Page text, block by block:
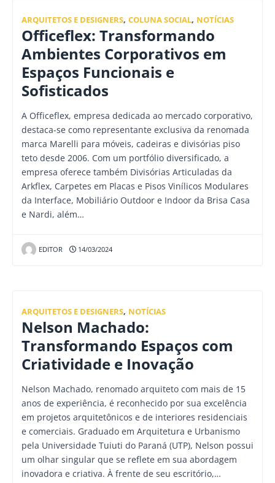
ARQUITETOS E DESIGNERS, COLUNA SOCIAL, NOTÍCIAS
Officeflex: Transformando
Ambientes Corporativos em
Espaços Funcionais e
Sofisticados
A Officeflex, empresa dedicada ao mercado corporativo,
destaca-se como representante exclusiva da renomada
marca Marelli para móveis, cadeiras e divisórias piso
teto desde 2006. Com um portfólio diversificado, a
empresa oferece também Divisórias Articuladas da
Arkflex, Carpetes em Placas e Pisos Vinílicos Modulares
da Interface, Mobiliário Outdoor e Indoor da Brisa Casa
e Nardi, além…
EDITOR 14/03/2024
ARQUITETOS E DESIGNERS, NOTÍCIAS
Nelson Machado:
Transformando Espaços com
Criatividade e Inovação
Nelson Machado, renomado arquiteto com mais de 15
anos de experiência, é reconhecido por sua excelência
em projetos arquitetônicos e de interiores residenciais
e comerciais. Graduado em Arquitetura e Urbanismo
pela Universidade Tuiuti do Paraná (UTP), Nelson possui
um olhar singular que se reflete em sua abordagem
inovadora e criativa. À frente de seu escritório,…